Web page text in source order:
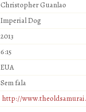
Christopher Guanlao
Imperial Dog
2013
6:15
EUA
Sem fala
http://